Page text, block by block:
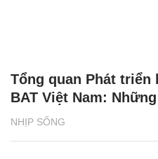
NHỊP SỐNG
Tổng quan Phát triển
BAT Việt Nam: